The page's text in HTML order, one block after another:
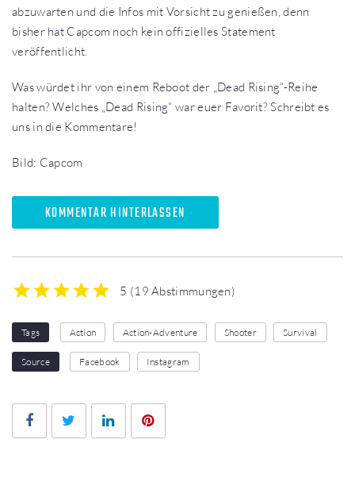
abzuwarten und die Infos mit Vorsicht zu genießen, denn
bisher hat Capcom noch kein offizielles Statement
veröffentlicht.
Was würdet ihr von einem Reboot der „Dead Rising“-Reihe
halten? Welches „Dead Rising“ war euer Favorit? Schreibt es
uns in die Kommentare!
Bild: Capcom
KOMMENTAR HINTERLASSEN
5 (19 Abstimmungen)
Tags Action Action-Adventure Shooter Survival
Source Facebook Instagram
FacebookTwitter LinkedIn